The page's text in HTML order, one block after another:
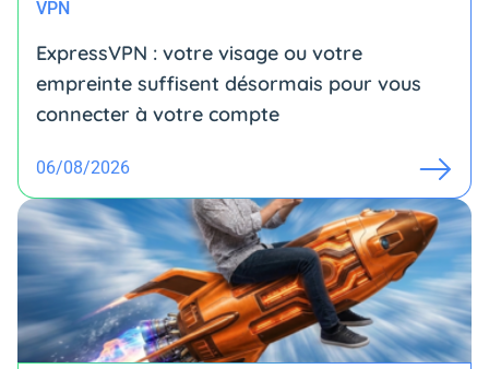
VPN
ExpressVPN : votre visage ou votre
empreinte suffisent désormais pour vous
connecter à votre compte
06/08/2026